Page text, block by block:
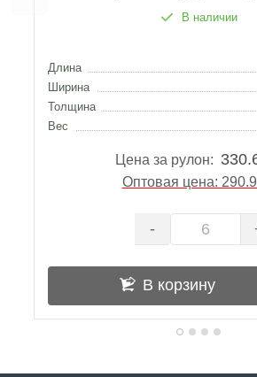
В наличии
Длина
Ширина
Толщина
Вес
Цена за рулон:
Оптовая цена:
-
В корзину